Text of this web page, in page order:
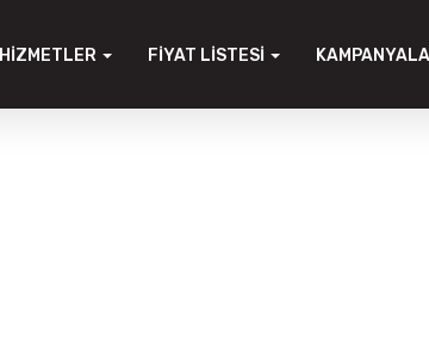
HIZMETLER FIYAT LISTESI